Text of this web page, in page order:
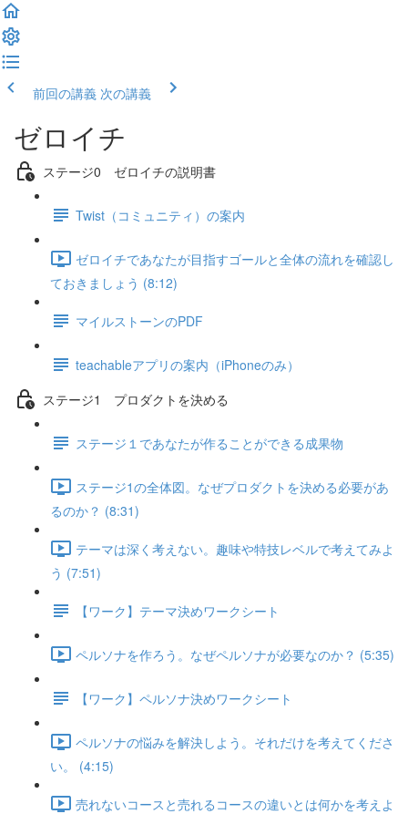
前回の講義 次の講義
ゼロイチ
ステージ0 ゼロイチの説明書
Twist（コミュニティ）の案内
ゼロイチであなたが目指すゴールと全体の流れを確認し
ておきましょう (8:12)
マイルストーンのPDF
teachableアプリの案内（iPhoneのみ）
ステージ1 プロダクトを決める
ステージ１であなたが作ることができる成果物
ステージ1の全体図。なぜプロダクトを決める必要があ
るのか？ (8:31)
テーマは深く考えない。趣味や特技レベルで考えてみよ
う (7:51)
【ワーク】テーマ決めワークシート
ペルソナを作ろう。なぜペルソナが必要なのか？ (5:35)
【ワーク】ペルソナ決めワークシート
ペルソナの悩みを解決しよう。それだけを考えてくださ
い。 (4:15)
売れないコースと売れるコースの違いとは何かを考えよ